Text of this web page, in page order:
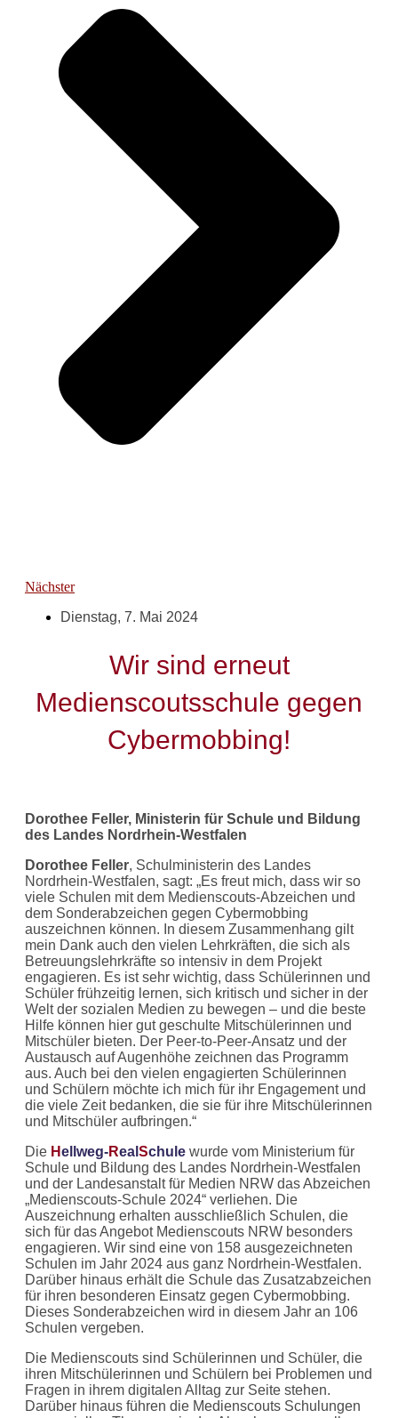
Nächster
Dienstag, 7. Mai 2024
Wir sind erneut
Medienscoutsschule gegen
Cybermobbing!
Dorothee Feller, Ministerin für Schule und Bildung
des Landes Nordrhein-Westfalen
Dorothee Feller, Schulministerin des Landes
Nordrhein-Westfalen, sagt: „Es freut mich, dass wir so
viele Schulen mit dem Medienscouts-Abzeichen und
dem Sonderabzeichen gegen Cybermobbing
auszeichnen können. In diesem Zusammenhang gilt
mein Dank auch den vielen Lehrkräften, die sich als
Betreuungslehrkräfte so intensiv in dem Projekt
engagieren. Es ist sehr wichtig, dass Schülerinnen und
Schüler frühzeitig lernen, sich kritisch und sicher in der
Welt der sozialen Medien zu bewegen – und die beste
Hilfe können hier gut geschulte Mitschülerinnen und
Mitschüler bieten. Der Peer-to-Peer-Ansatz und der
Austausch auf Augenhöhe zeichnen das Programm
aus. Auch bei den vielen engagierten Schülerinnen
und Schülern möchte ich mich für ihr Engagement und
die viele Zeit bedanken, die sie für ihre Mitschülerinnen
und Mitschüler aufbringen.“
Die Hellweg-Real Schule wurde vom Ministerium für
Schule und Bildung des Landes Nordrhein-Westfalen
und der Landesanstalt für Medien NRW das Abzeichen
„Medienscouts-Schule 2024“ verliehen. Die
Auszeichnung erhalten ausschließlich Schulen, die
sich für das Angebot Medienscouts NRW besonders
engagieren. Wir sind eine von 158 ausgezeichneten
Schulen im Jahr 2024 aus ganz Nordrhein-Westfalen.
Darüber hinaus erhält die Schule das Zusatzabzeichen
für ihren besonderen Einsatz gegen Cybermobbing.
Dieses Sonderabzeichen wird in diesem Jahr an 106
Schulen vergeben.
Die Medienscouts sind Schülerinnen und Schüler, die
ihren Mitschülerinnen und Schülern bei Problemen und
Fragen in ihrem digitalen Alltag zur Seite stehen.
Darüber hinaus führen die Medienscouts Schulungen